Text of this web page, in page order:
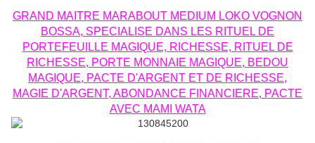
GRAND MAITRE MARABOUT MEDIUM LOKO VOGNON
BOSSA, SPECIALISE DANS LES RITUEL DE
PORTEFEUILLE MAGIQUE, RICHESSE, RITUEL DE
RICHESSE, PORTE MONNAIE MAGIQUE, BEDOU
MAGIQUE, PACTE D'ARGENT ET DE RICHESSE,
MAGIE D'ARGENT, ABONDANCE FINANCIERE, PACTE
AVEC MAMI WATA